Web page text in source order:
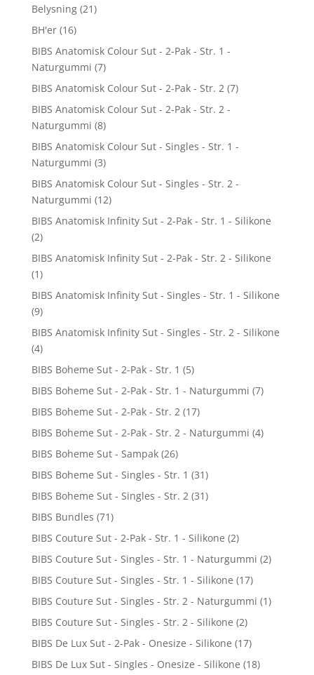
Belysning (21)
BH'er (16)
BIBS Anatomisk Colour Sut - 2-Pak - Str. 1 -
Naturgummi (7)
BIBS Anatomisk Colour Sut - 2-Pak - Str. 2 (7)
BIBS Anatomisk Colour Sut - 2-Pak - Str. 2 -
Naturgummi (8)
BIBS Anatomisk Colour Sut - Singles - Str. 1 -
Naturgummi (3)
BIBS Anatomisk Colour Sut - Singles - Str. 2 -
Naturgummi (12)
BIBS Anatomisk Infinity Sut - 2-Pak - Str. 1 - Silikone
(2)
BIBS Anatomisk Infinity Sut - 2-Pak - Str. 2 - Silikone
(1)
BIBS Anatomisk Infinity Sut - Singles - Str. 1 - Silikone
(9)
BIBS Anatomisk Infinity Sut - Singles - Str. 2 - Silikone
(4)
BIBS Boheme Sut - 2-Pak - Str. 1 (5)
BIBS Boheme Sut - 2-Pak - Str. 1 - Naturgummi (7)
BIBS Boheme Sut - 2-Pak - Str. 2 (17)
BIBS Boheme Sut - 2-Pak - Str. 2 - Naturgummi (4)
BIBS Boheme Sut - Sampak (26)
BIBS Boheme Sut - Singles - Str. 1 (31)
BIBS Boheme Sut - Singles - Str. 2 (31)
BIBS Bundles (71)
BIBS Couture Sut - 2-Pak - Str. 1 - Silikone (2)
BIBS Couture Sut - Singles - Str. 1 - Naturgummi (2)
BIBS Couture Sut - Singles - Str. 1 - Silikone (17)
BIBS Couture Sut - Singles - Str. 2 - Naturgummi (1)
BIBS Couture Sut - Singles - Str. 2 - Silikone (2)
BIBS De Lux Sut - 2-Pak - Onesize - Silikone (17)
BIBS De Lux Sut - Singles - Onesize - Silikone (18)